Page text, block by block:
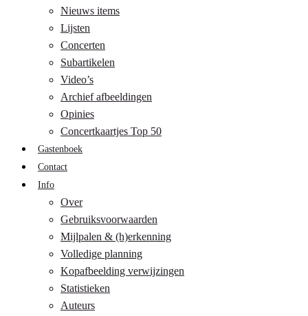
Nieuws items
Lijsten
Concerten
Subartikelen
Video’s
Archief afbeeldingen
Opinies
Concertkaartjes Top 50
Gastenboek
Contact
Info
Over
Gebruiksvoorwaarden
Mijlpalen & (h)erkenning
Volledige planning
Kopafbeelding verwijzingen
Statistieken
Auteurs